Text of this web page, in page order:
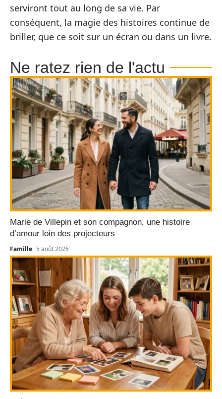
serviront tout au long de sa vie. Par
conséquent, la magie des histoires continue de
briller, que ce soit sur un écran ou dans un livre.
Ne ratez rien de l'actu
Marie de Villepin et son compagnon, une histoire
d’amour loin des projecteurs
Famille 5 août 2026